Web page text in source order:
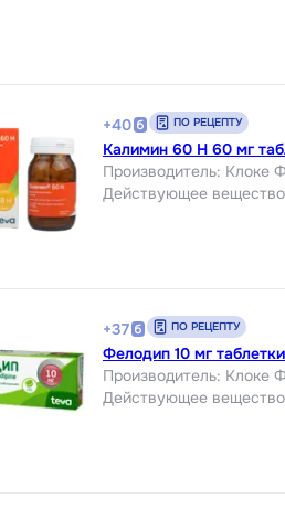
+40 ПО РЕЦЕПТУ
Калимин 60 Н 60 мг
Производитель: Клоке
Действующее вещество
+37 ПО РЕЦЕПТУ
Фелодип 10 мг
Производитель: Клоке
Действующее вещество